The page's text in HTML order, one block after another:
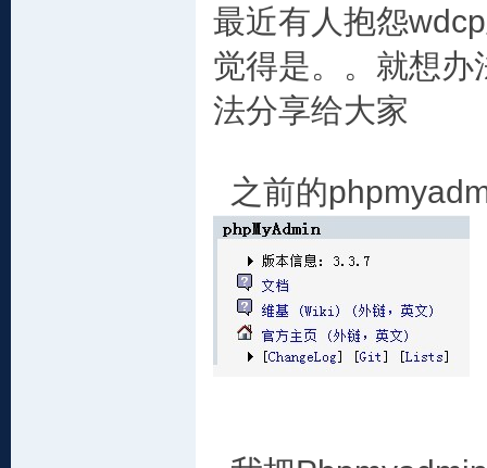
最近有人抱怨
觉得是。。就想
法分享给大家
之前的